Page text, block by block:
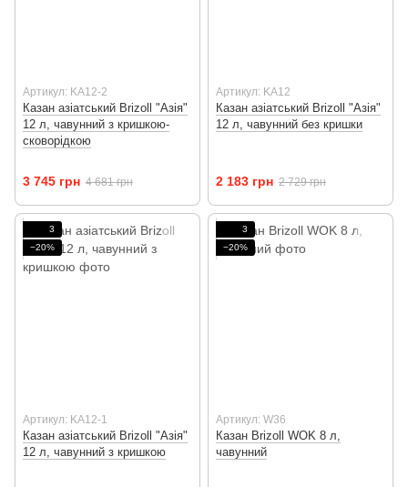
Артикул: KA12-2
Казан азіатський Brizoll "Азія"
12 л, чавунний з кришкою-
сковорідкою
3 745 грн 4 681 грн
Артикул: KA12
Казан азіатський Brizoll "Азія"
12 л, чавунний без кришки
2 183 грн 2 729 грн
3
−20%
Артикул: KA12-1
Казан азіатський Brizoll "Азія"
12 л, чавунний з кришкою
3
−20%
Артикул: W36
Казан Brizoll WOK 8 л,
чавунний